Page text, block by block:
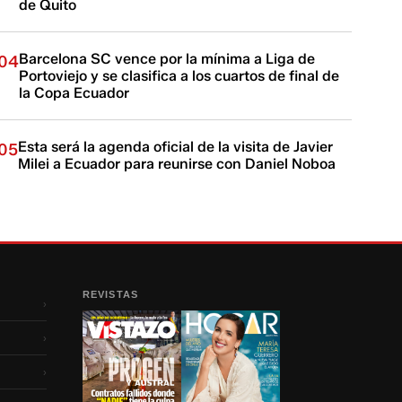
de Quito
Barcelona SC vence por la mínima a Liga de
Portoviejo y se clasifica a los cuartos de final de
la Copa Ecuador
Esta será la agenda oficial de la visita de Javier
Milei a Ecuador para reunirse con Daniel Noboa
›
›
›
REVISTAS